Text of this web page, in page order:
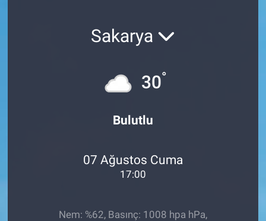
Sakarya
30°
Bulutlu
07 Ağustos Cuma
17:00
Nem: %62, Basınç: 1008 hpa hPa,